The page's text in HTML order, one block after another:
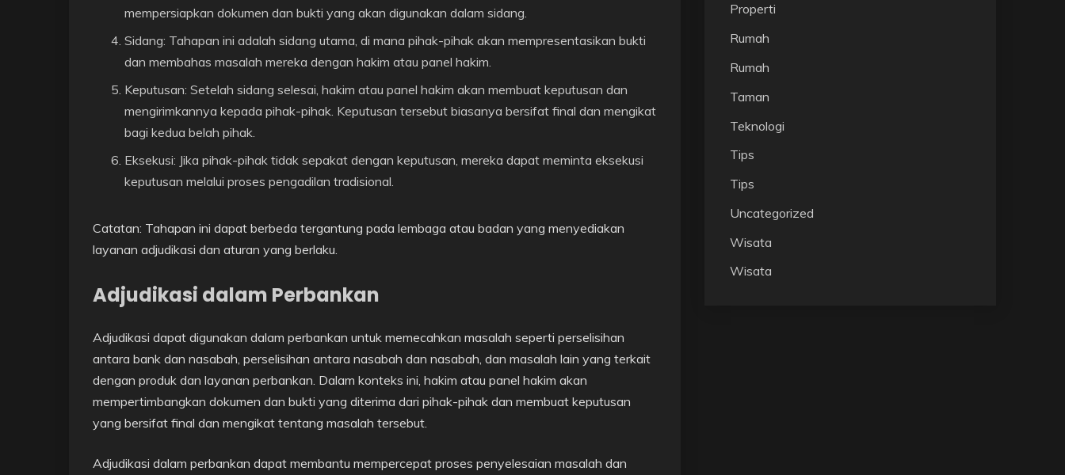
mempersiapkan dokumen dan bukti yang akan digunakan dalam sidang.
Sidang: Tahapan ini adalah sidang utama, di mana pihak-pihak akan mempresentasikan bukti
dan membahas masalah mereka dengan hakim atau panel hakim.
Keputusan: Setelah sidang selesai, hakim atau panel hakim akan membuat keputusan dan
mengirimkannya kepada pihak-pihak. Keputusan tersebut biasanya bersifat final dan mengikat
bagi kedua belah pihak.
Eksekusi: Jika pihak-pihak tidak sepakat dengan keputusan, mereka dapat meminta eksekusi
keputusan melalui proses pengadilan tradisional.
Catatan: Tahapan ini dapat berbeda tergantung pada lembaga atau badan yang menyediakan
layanan adjudikasi dan aturan yang berlaku.
Adjudikasi dalam Perbankan
Adjudikasi dapat digunakan dalam perbankan untuk memecahkan masalah seperti perselisihan
antara bank dan nasabah, perselisihan antara nasabah dan nasabah, dan masalah lain yang terkait
dengan produk dan layanan perbankan. Dalam konteks ini, hakim atau panel hakim akan
mempertimbangkan dokumen dan bukti yang diterima dari pihak-pihak dan membuat keputusan
yang bersifat final dan mengikat tentang masalah tersebut.
Adjudikasi dalam perbankan dapat membantu mempercepat proses penyelesaian masalah dan
Properti
Rumah
Rumah
Taman
Teknologi
Tips
Tips
Uncategorized
Wisata
Wisata